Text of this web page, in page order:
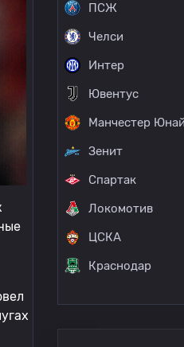
ПСЖ
Челси
Интер
Ювентус
Манчестер
Зенит
Спартак
Локомотив
ЦСКА
Краснодар